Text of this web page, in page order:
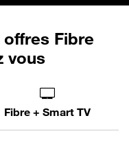
Fibre
vous
Fibre + Smart TV